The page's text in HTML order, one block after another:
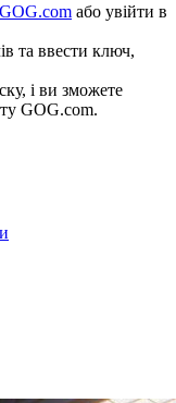
GOG.com або увійти в
та ввести ключ,
і ви зможете
GOG.com.